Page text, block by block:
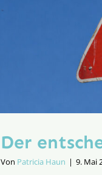
Der
Von Patricia Haun | 9. Mai